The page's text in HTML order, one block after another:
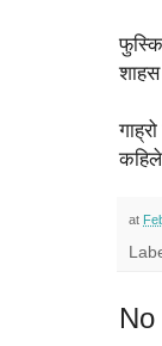
शाहस
कहिले
at